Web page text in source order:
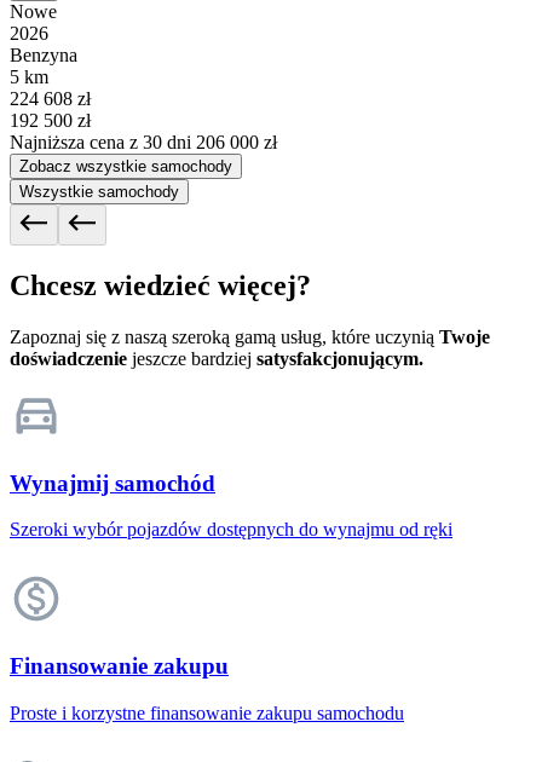
Nowe
2026
Benzyna
5 km
224 608 zł
192 500 zł
Najniższa cena z 30 dni 206 000 zł
Zobacz wszystkie samochody
Wszystkie samochody
Chcesz wiedzieć więcej?
Zapoznaj się z naszą szeroką gamą usług, które uczynią Twoje
doświadczenie jeszcze bardziej satysfakcjonującym.
Wynajmij samochód
Szeroki wybór pojazdów dostępnych do wynajmu od ręki
Finansowanie zakupu
Proste i korzystne finansowanie zakupu samochodu